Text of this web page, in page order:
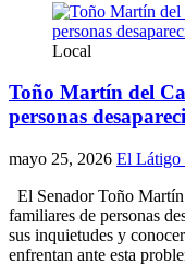
Local
Toño Martín del
personas
mayo 25, 2026 El Látigo
El Senador Toño
familiares de personas
sus inquietudes y
enfrentan ante esta